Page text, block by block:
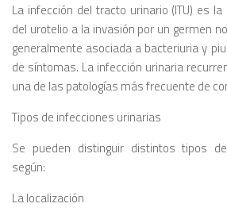
La infección del tracto urinario (ITU) es
del urotelio a la invasión por un germen
generalmente asociada a bacteriuria y
de síntomas. La infección urinaria
una de las patologías más frecuente de
Tipos de infecciones urinarias
Se pueden distinguir distintos tipos
según:
La localización